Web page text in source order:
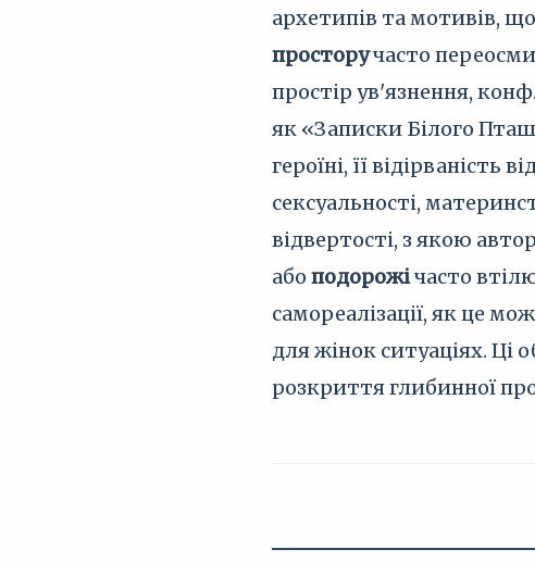
архетипів та мотивів,
просторучасто
простір ув'язнення,
як «Записки Білого
героїні, її відірваність
сексуальності,
відвертості, з якою
або подорожічасто
самореалізації, як це
для жінок ситуаціях.
розкриття глибинної